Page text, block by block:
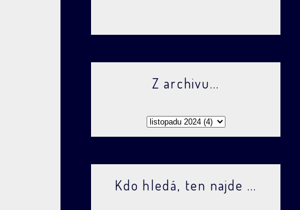
Z archivu...
Kdo hledá, ten najde ...